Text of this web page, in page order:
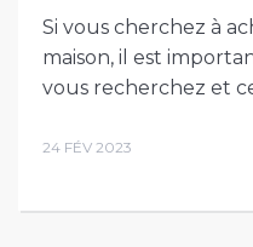
Si vous cherchez à
maison, il est
vous recherchez et
24 FÉV 2023